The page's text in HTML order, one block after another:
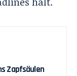
Zapfsäulen